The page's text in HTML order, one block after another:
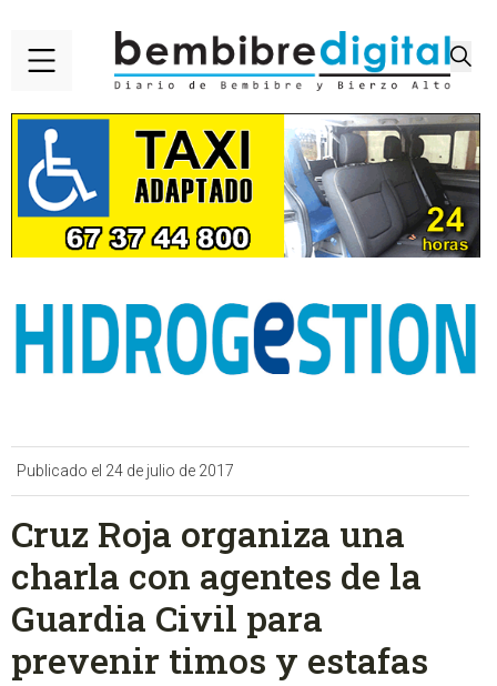
Publicado el 24 de julio de 2017
Cruz Roja organiza una
charla con agentes de la
Guardia Civil para
prevenir timos y estafas